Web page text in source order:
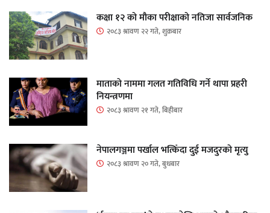
कक्षा १२ को मौका परीक्षाको नतिजा सार्वजनिक
२०८३ श्रावण २२ गते, शुक्रबार
माताकाे नाममा गलत गतिविधि गर्ने थापा प्रहरी
नियन्त्रणमा
२०८३ श्रावण २१ गते, बिहीबार
नेपालगञ्जमा पर्खाल भत्किँदा दुई मजदुरको मृत्यु
२०८३ श्रावण २० गते, बुधबार